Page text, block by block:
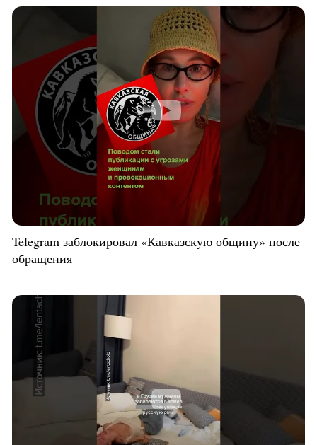
Telegram заблокировал «Кавказскую общину» после
обращения